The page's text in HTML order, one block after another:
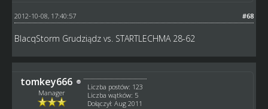
#68
2012-10-08, 17:40:57
BlacqStorm Grudziądz vs. STARTLECHMA 28-62
tomkey666
Manager
Liczba postów: 123
Liczba wątków: 5
Dołączył: Aug 2011